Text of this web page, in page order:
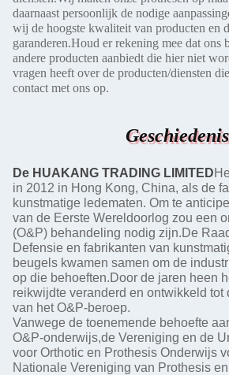
daarnaast persoonlijk de nodige
wij de hoogste kwaliteit van producten en
garanderen.Houd er rekening mee dat ons
andere producten aanbiedt die hier niet
vragen heeft over de producten/diensten
contact met ons op.
Geschiedenis
De HUAKANG TRADING LIMITED
in 2012 in Hong Kong, China, als de
kunstmatige ledematen. Om te
van de Eerste Wereldoorlog zou een
(O&P) behandeling nodig zijn.De
Defensie en fabrikanten van
beugels kwamen samen om de
op die behoeften.Door de jaren heen
reikwijdte veranderd en ontwikkeld tot
van het O&P-beroep.
Vanwege de toenemende behoefte
O&P-onderwijs,de Vereniging en de
voor Orthotic en Prothesis Onderwijs
Nationale Vereniging van Prothesis